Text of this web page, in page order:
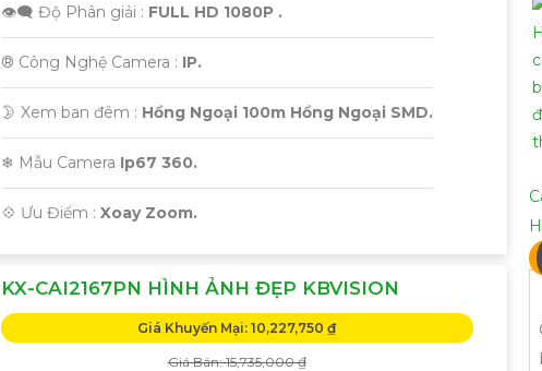
👁️‍🗨 Độ Phân giải : FULL HD 1080P .
®️ Công Nghệ Camera : IP.
🌛 Xem ban đêm : Hồng Ngoại 100m Hồng Ngoại SMD.
❄ Mẫu Camera Ip67 360.
️💠 Ưu Điểm : Xoay Zoom.
KX-CAI2167PN HÌNH ẢNH ĐẸP KBVISION
Giá Khuyến Mại: 10,227,750 ₫
Giá Bán: 15,735,000 ₫